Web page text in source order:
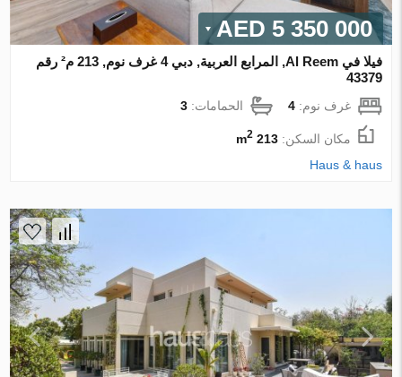
5 350 000 AED
فيلا في Al Reem, المرابع العربية, دبي 4 غرف نوم, 213 م² رقم
43379
غرف نوم:4 الحمامات:3
مكان السكن:213 m
2
Haus & haus